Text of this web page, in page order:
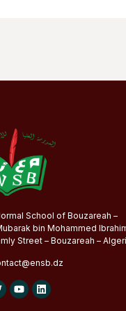
School of Bouzareah –
bin Mohammed
Street – Bouzareah –
ensb.dz